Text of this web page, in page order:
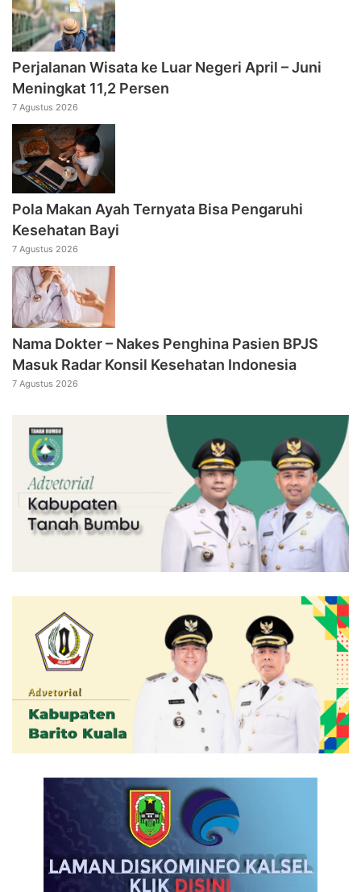
Perjalanan Wisata ke Luar Negeri April – Juni
Meningkat 11,2 Persen
7 Agustus 2026
Pola Makan Ayah Ternyata Bisa Pengaruhi
Kesehatan Bayi
7 Agustus 2026
Nama Dokter – Nakes Penghina Pasien BPJS
Masuk Radar Konsil Kesehatan Indonesia
7 Agustus 2026